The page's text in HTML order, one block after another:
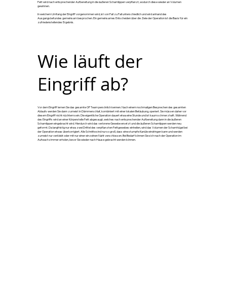
Fett wird nach entsprechender Aufbereitung in die äußeren Schamlippen verpflanzt, wodurch diese wieder an Volumen
gewinnen.
In welchem Umfang der Eingriff vorgenommen wird, ist von Fall zu Fall unterschiedlich und wird anhand des
Ausgangsbefundes gemeinsam besprochen. Ein gemeinsames Entscheiden über die Ziele der Operation ist die Basis für ein
zufriedenstellendes Ergebnis.
Wie läuft der
Eingriff ab?
Vor dem Eingriff lernen Sie das gesamte OP Team persönlich kennen. Nach einem nochmaligen Besprechen des gesamten
Ablaufs werden Sie dann zumeist in Dämmerschlaf, kombiniert mit einer lokalen Betäubung, operiert. Sie müssen daher vor
diesem Eingriff nicht nüchtern sein. Die eigentliche Operation dauert etwa eine Stunde und ist kaum schmerzhaft. Während
des Eingriffs wird an einer Körperstelle Fett abgesaugt, welches nach entsprechender Aufbereitung dann in die äußeren
Schamlippen eingebracht wird. Hierdurch wird das verlorene Gewebe ersetzt und die äußeren Schamlippen werden neu
geformt. Da langfristig nur etwa zwei Drittel des verpflanzten Fettgewebes einheilen, wird das Volumen der Schamhügel bei
der Operation etwas überkorrigiert. Alle Schnitte sind nur so groß, dass eine stumpfe Kanüle eindringen kann und werden
zumeist nur verklebt oder mit nur einer einzelnen Naht verschlossen. Bei Bedarf können Sie sich nach der Operation im
Aufwachzimmer erholen, bevor Sie wieder nach Hause gebracht werden können.